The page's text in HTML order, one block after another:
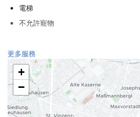
電梯
不允許寵物
健康
水療中心
土耳其浴
三溫暖
健身房
更多服務
+
−